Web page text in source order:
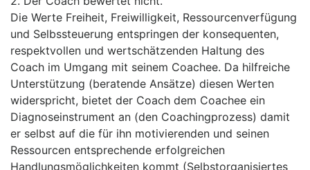
Die Werte Freiheit, Freiwilligkeit, Ressourcenverfügung
und Selbssteuerung entspringen der konsequenten,
respektvollen und wertschätzenden Haltung des
Coach im Umgang mit seinem Coachee. Da hilfreiche
Unterstützung (beratende Ansätze) diesen Werten
widerspricht, bietet der Coach dem Coachee ein
Diagnoseinstrument an (den Coachingprozess) damit
er selbst auf die für ihn motivierenden und seinen
Ressourcen entsprechende erfolgreichen
Handlungsmöglichkeiten kommt (Selbstorganisiertes